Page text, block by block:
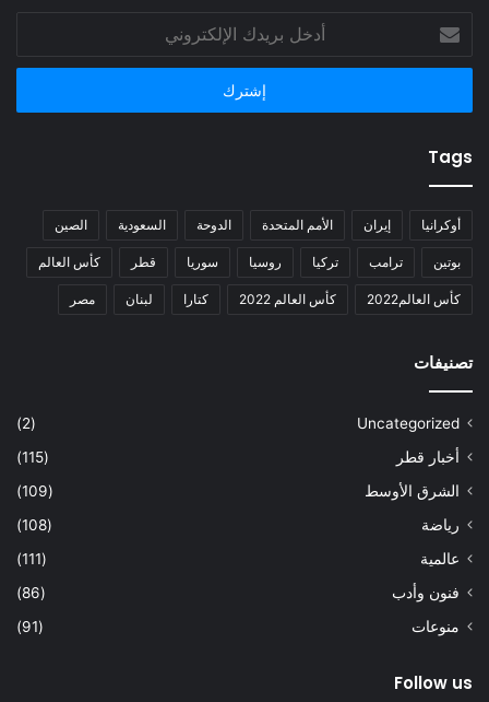
أدخل
بريدك
الإلكتروني
Tags
أوكرانيا إيران الأمم المتحدة الدوحة السعودية الصين
بوتين ترامب تركيا روسيا سوريا قطر كأس العالم
كأس العالم2022 كأس العالم 2022 كتارا لبنان مصر
تصنيفات
Uncategorized
(2)
أخبار قطر
(115)
الشرق الأوسط
(109)
رياضة
(108)
عالمية
(111)
فنون وأدب
(86)
منوعات
(91)
Follow us